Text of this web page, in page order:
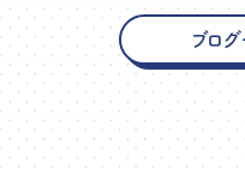
ブロ